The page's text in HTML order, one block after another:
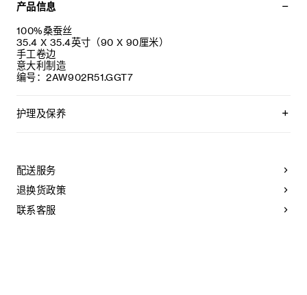
产品信息
100%桑蚕丝
35.4 X 35.4英寸（90 X 90厘米）
手工卷边
意大利制造
编号：2AW902R51.GGT7
护理及保养
不可熨烫。
本品可用芳香化合物进行轻柔干洗。
不可用水进行专业清洗。
配送服务
退换货政策
联系客服